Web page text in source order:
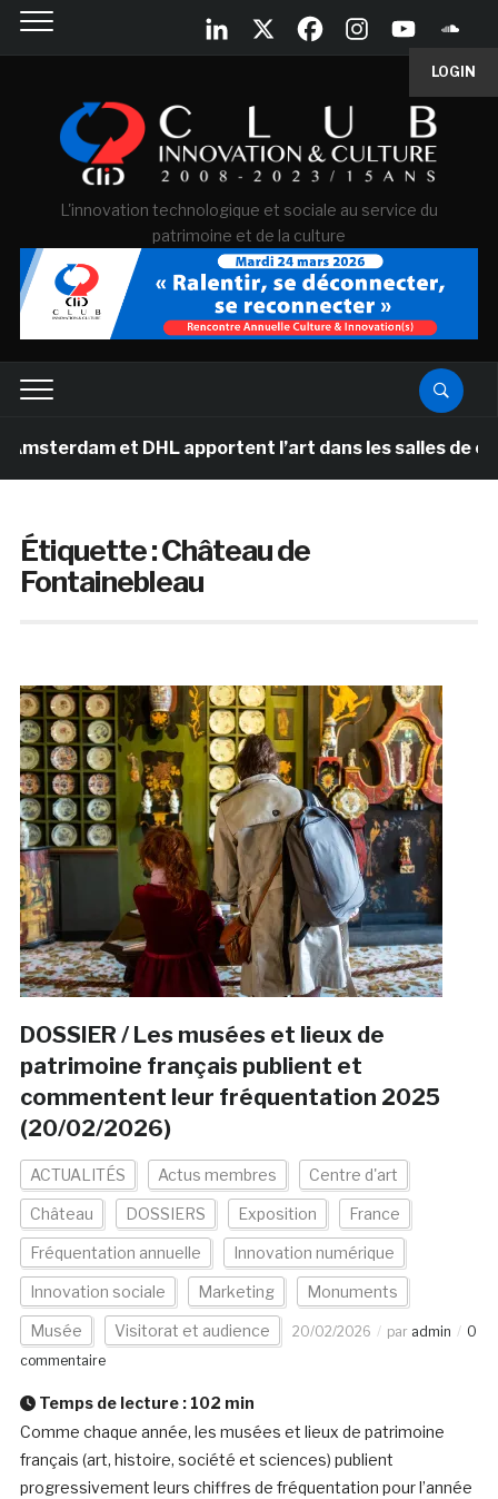
LOGIN
L'innovation technologique et sociale au service du
patrimoine et de la culture
et DHL apportent l’art dans les salles de classe des
Étiquette :Château de
Fontainebleau
DOSSIER / Les musées et lieux de
patrimoine français publient et
commentent leur fréquentation 2025
(20/02/2026)
ACTUALITÉS Actus membres Centre d'art
Château DOSSIERS Exposition France
Fréquentation annuelle Innovation numérique
Innovation sociale Marketing Monuments
Musée Visitorat et audience 20/02/2026 par admin
0
commentaire
Temps de lecture : 102 min
Comme chaque année, les musées et lieux de patrimoine
français (art, histoire, société et sciences) publient
progressivement leurs chiffres de fréquentation pour l’année